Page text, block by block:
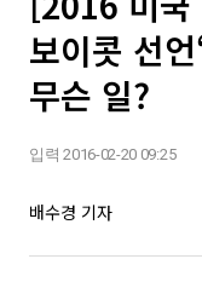
보이콧 선
무슨 일?
입력 2016-02-20 09:25
배수경 기자